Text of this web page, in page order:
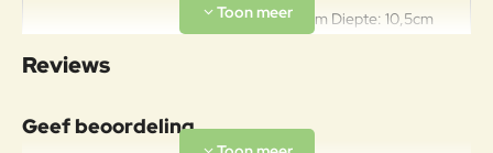
Specificaties
Breedte: 10,5cm Diepte: 10,5cm
Materiaal
Reviews
Geef beoordeling